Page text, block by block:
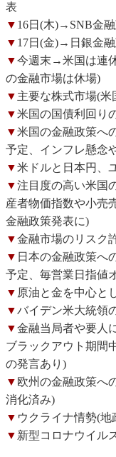
表
▼ 16日(木)→SNB金
▼ 17日(金)→日銀金
▼今週末→米国は連
の金融市場は休場)
▼ 主要な株式市場(米
▼米国の国債利回り
▼米国の金融政策へ
予定、インフレ懸念
▼米ドルと日本円、
▼注目度の高い米国
産者物価指数や小売
金融政策発表に)
▼金融市場のリスク
▼ 日本の金融政策へ
予定、毎営業日指値
▼ 原油と金を中心と
▼バイデン米大統領
▼金融当局者や要人
ブラックアウト期間
の発言あり)
▼ 欧州の金融政策へ
消化済み)
▼ ウクライナ情勢(地
▼ 新型コロナウイル